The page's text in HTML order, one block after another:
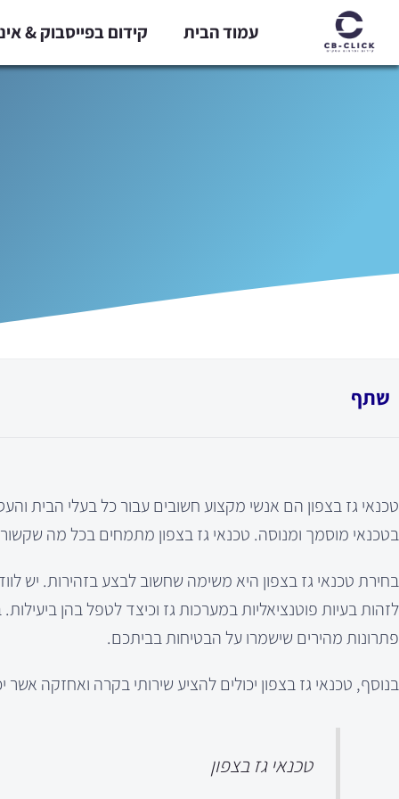
לתוכן
עמוד הבית קידום בפייסבוק &
שתף
טכנאי גז בצפון הם אנשי מקצוע חשובים עבור כל בעלי הבית
בטכנאי מוסמך ומנוסה. טכנאי גז בצפון מתמחים בכל מה
בחירת טכנאי גז בצפון היא משימה שחשוב לבצע בזהירות. יש
לזהות בעיות פוטנציאליות במערכות גז וכיצד לטפל בהן
פתרונות מהירים שישמרו על הבטיחות בביתכם.
בנוסף, טכנאי גז בצפון יכולים להציע שירותי בקרה ואחזקה
טכנאי גז בצפון